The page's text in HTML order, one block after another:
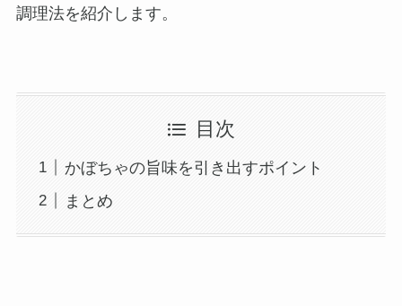
調理法を紹介します。
目次
かぼちゃの旨味を引き出すポイント
まとめ